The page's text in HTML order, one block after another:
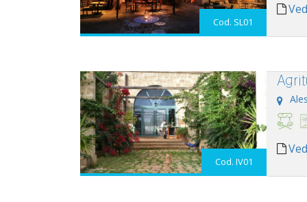
Cod. SL01
Cod. IV01